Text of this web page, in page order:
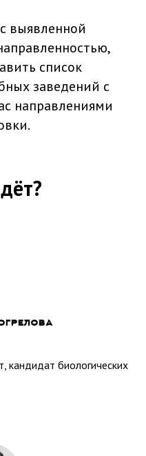
выявленной
список
заведений с
направлениями
кандидат биологических